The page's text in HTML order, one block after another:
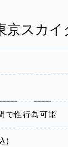
京スカ
で性行為可能
)